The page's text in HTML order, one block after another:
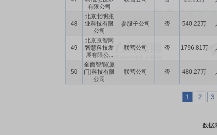
有限公司
48
北京北明兆
业科技有限
公司
参股子公司 否 540.22万
49
北京京智网
智慧科技发
展有限公...
联营公司 否 1796.81万
50
全面智能(厦
门)科技有限
公司
联营公司 否 480.27万
1 2 3
数据